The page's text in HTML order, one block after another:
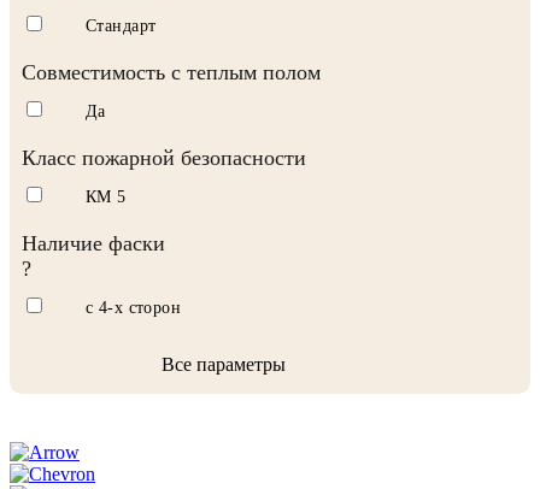
Стандарт
Совместимость с теплым полом
Да
Класс пожарной безопасности
КМ 5
Наличие фаски
?
с 4-х сторон
Все параметры